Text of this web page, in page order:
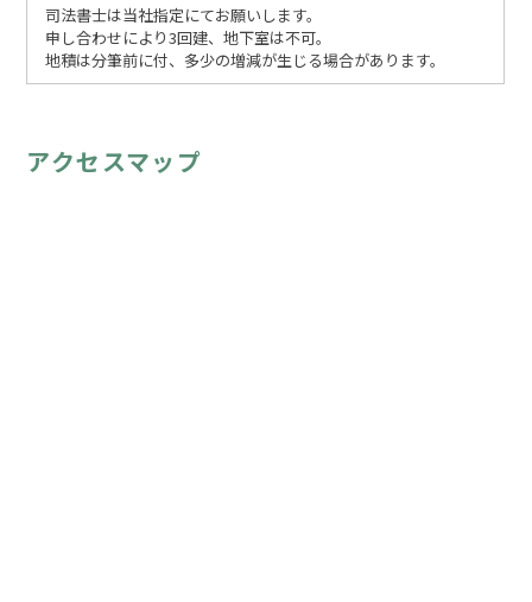
司法書士は当社指定にてお願いします。
申し合わせにより3回建、地下室は不可。
地積は分筆前に付、多少の増減が生じる場合があります。
アクセスマップ